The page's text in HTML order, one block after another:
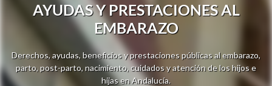
AYUDAS Y PRESTACIONES AL
EMBARAZO
Derechos, ayudas, beneficios y prestaciones públicas al embarazo,
parto, post-parto, nacimiento, cuidados y atención de los hijos e
hijas en Andalucía.